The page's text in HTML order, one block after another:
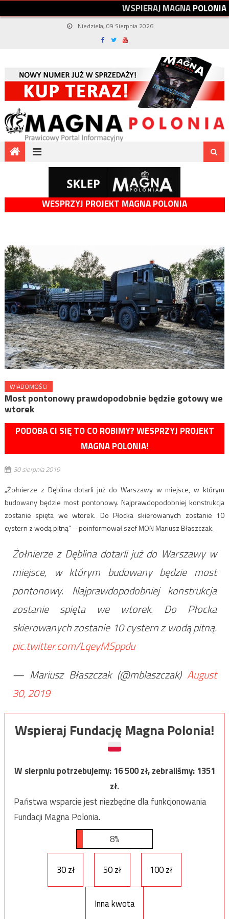
WSPIERAJMAGNAPOLONIA
Niedziela, 09 Sierpnia 2026
WESPRZYJ PROJEKT MAGNA POLONIA
WIADOMOŚCI
Most pontonowy prawdopodobnie będzie gotowy we
wtorek
PODOBA CI SIĘ TO CO ROBIMY? WESPRZYJ PROJEKT
MAGNA POLONIA!
30 sierpnia 2019
„Żołnierze z Dęblina dotarli już do Warszawy w miejsce, w którym
budowany będzie most pontonowy. Najprawdopodobniej konstrukcja
zostanie spięta we wtorek. Do Płocka skierowanych zostanie 10
cystern z wodą pitną” – poinformował szef MON Mariusz Błaszczak.
Żołnierze z Dęblina dotarli już do Warszawy w
miejsce, w którym budowany będzie most
pontonowy. Najprawdopodobniej konstrukcja
zostanie spięta we wtorek. Do Płocka
skierowanych zostanie 10 cystern z wodą pitną.
pic.twitter.com/LqeyMSppdu
— Mariusz Błaszczak (@mblaszczak)August
30, 2019
Wspieraj Fundację Magna Polonia!
W sierpniu potrzebujemy:16 500zł, zebraliśmy:1351
zł.
Państwa wsparcie jest niezbędne dla funkcjonowania
Fundacji Magna Polonia.
8%
30 zł 50 zł 100 zł
Inna kwota